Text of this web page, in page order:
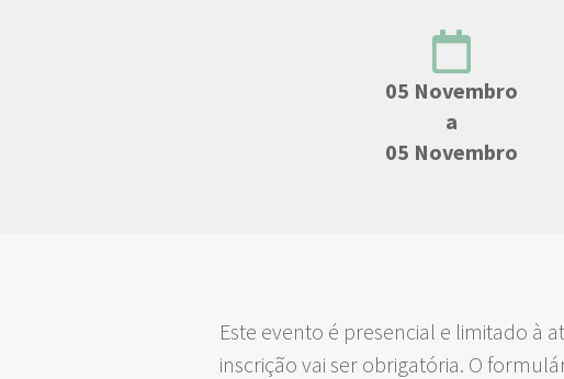
05 Novembro
a
05 Novembro
Este evento é presencial e limitado à
inscrição vai ser obrigatória. O